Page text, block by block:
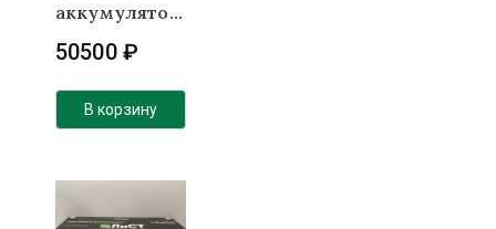
аккумулятор
(LiFePO4) 12В
(Вольтметр, 2
USB,
50500 ₽
В корзину